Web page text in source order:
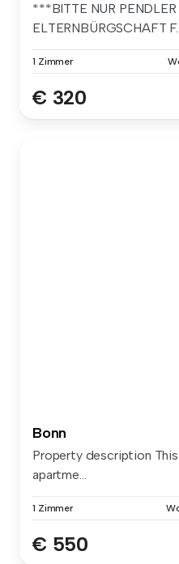
***BITTE NUR
ELTERNBÜRGSCHAFT
1 Zimmer
€ 320
Bonn
Property description
apartme...
1 Zimmer
€ 550